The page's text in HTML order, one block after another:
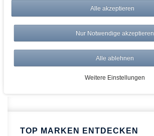
Versandkostenfrei ab 150€
Risikolos: 14 Tage Rückgabe
Über 20.000 Artikel
Schnelle Lieferung
TOP MARKEN ENTDECKEN
Alle akzeptieren
Nur Notwendige akzeptieren
Alle ablehnen
Weitere Einstellungen